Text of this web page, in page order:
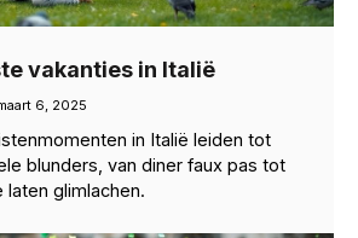
vakanties in Italië
6, 2025
in Italië leiden tot
blunders, van diner faux pas tot
glimlachen.